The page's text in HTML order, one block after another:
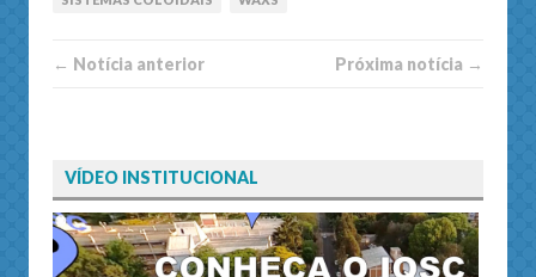
← Notí­cia anterior Próxima notí­­cia →
VÍDEO INSTITUCIONAL